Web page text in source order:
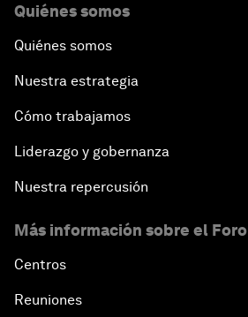
Quiénes somos
Quiénes somos
Nuestra estrategia
Cómo trabajamos
Liderazgo y gobernanza
Nuestra repercusión
Más información sobre el Foro
Centros
Reuniones